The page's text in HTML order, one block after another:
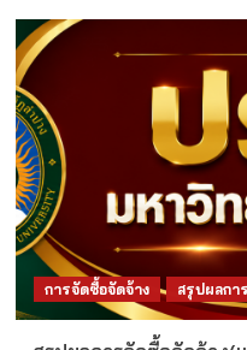
การจัดซื้อจัดจ้าง สรุปผลกา